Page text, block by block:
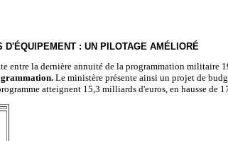
D'ÉQUIPEMENT : UN PILOTAGE AMÉLIORÉ
entre la dernière annuité de la programmation militaire
Le ministère présente ainsi un projet de
atteignent 15,3 milliards d'euros, en hausse de